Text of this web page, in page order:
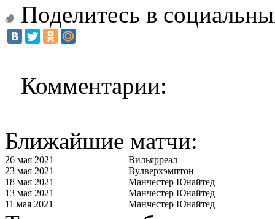
Поделитесь в
Комментарии:
Ближайшие матчи:
26 мая 2021
Вильярреал
23 мая 2021
Вулверхэмптон
18 мая 2021
Манчестер Юнайтед
13 мая 2021
Манчестер Юнайтед
11 мая 2021
Манчестер Юнайтед